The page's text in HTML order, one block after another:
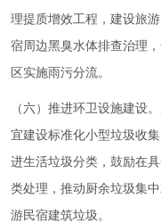
理提质增效工程，建设旅
宿周边黑臭水体排查治理
区实施雨污分流。
（六）推进环卫设施建设
宜建设标准化小型垃圾收
进生活垃圾分类，鼓励在
类处理，推动厨余垃圾集
游民宿建筑垃圾。